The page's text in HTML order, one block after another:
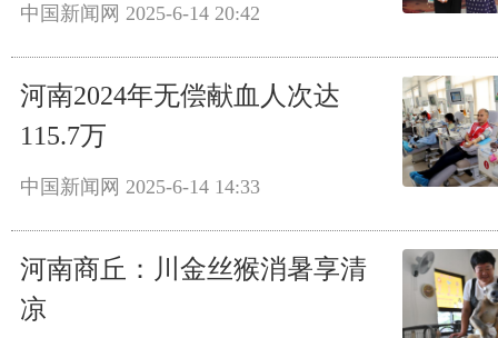
中国新闻网 2025-6-14 20:42
河南2024年无偿献血人次达
115.7万
中国新闻网 2025-6-14 14:33
河南商丘：川金丝猴消暑享清
凉